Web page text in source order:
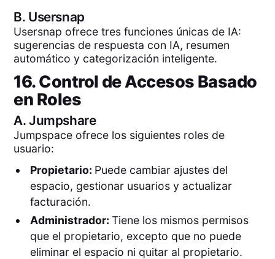
B. Usersnap
Usersnap ofrece tres funciones únicas de IA:
sugerencias de respuesta con IA, resumen
automático y categorización inteligente.
16. Control de Accesos Basado
en Roles
A.Jumpshare
Jumpspace ofrece los siguientes roles de
usuario:
Propietario: Puede cambiar ajustes del
espacio, gestionar usuarios y actualizar
facturación.
Administrador: Tiene los mismos permisos
que el propietario, excepto que no puede
eliminar el espacio ni quitar al propietario.